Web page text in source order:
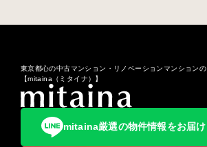
東京都心の中古マンション・リノベーションマンションの
【mitaina（ミタイナ）】
mitaina厳選の物件情報をお届け